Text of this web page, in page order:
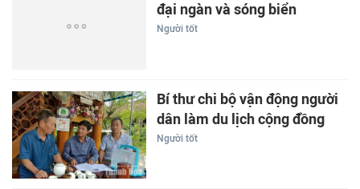
đại ngàn và sóng biển
Người tốt
Bí thư chi bộ vận động người
dân làm du lịch cộng đồng
Người tốt